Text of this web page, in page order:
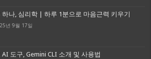
하나, 심리학 | 하루 1분으로 마음근력 키우기
년 9월 17일
AI 도구, Gemini CLI 소개 및 사용법